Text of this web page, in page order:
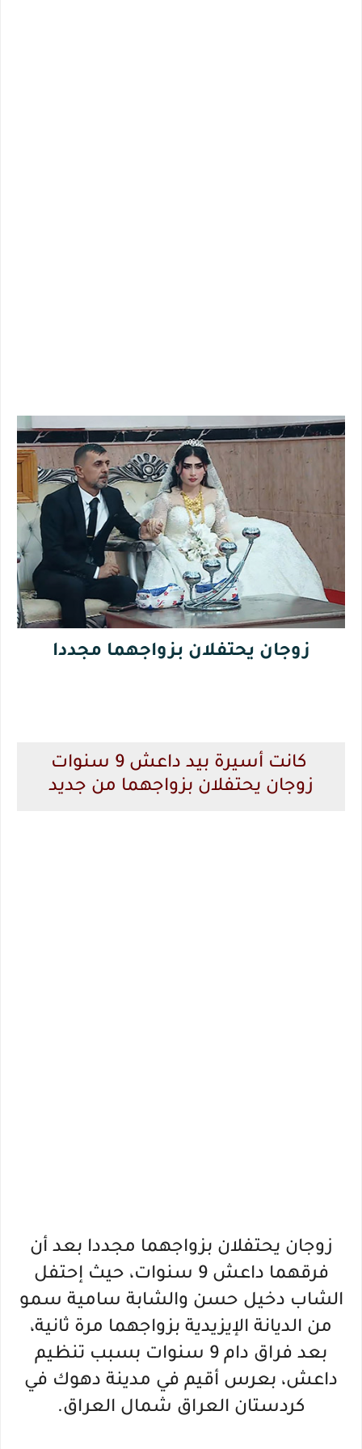
زوجان يحتفلان بزواجهما مجددا
كانت أسيرة بيد داعش 9 سنوات
زوجان يحتفلان بزواجهما من جديد
زوجان يحتفلان بزواجهما مجددا بعد أن
فرقهما داعش 9 سنوات، حيث إ
حتفل
الشاب دخيل حسن والشابة سامية سمو
من الديانة الإيزيدية بزواجهما مرة ثانية،
بعد فراق دام 9 سنوات بسبب تنظيم
داعش، بعرس أقيم في مدينة دهوك في
كردستان العراق شمال العراق.